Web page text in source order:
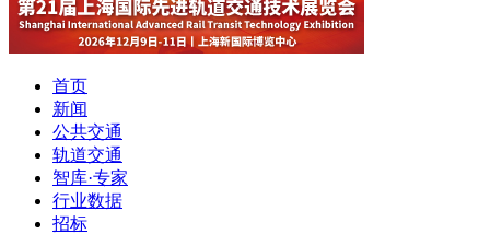
首页
新闻
公共交通
轨道交通
智库·专家
行业数据
招标